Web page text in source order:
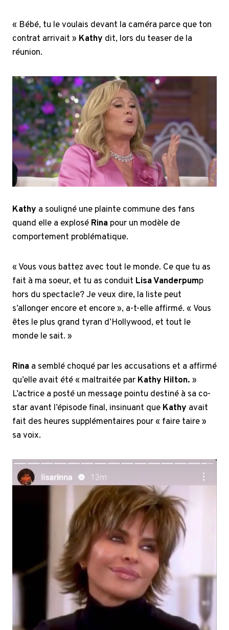
« Bébé, tu le voulais devant la caméra parce que ton
contrat arrivait » Kathy dit, lors du teaser de la
réunion.
Kathy a souligné une plainte commune des fans
quand elle a explosé Rina pour un modèle de
comportement problématique.
« Vous vous battez avec tout le monde. Ce que tu as
fait à ma soeur, et tu as conduit Lisa Vanderpump
hors du spectacle? Je veux dire, la liste peut
s’allonger encore et encore », a-t-elle affirmé. « Vous
êtes le plus grand tyran d’Hollywood, et tout le
monde le sait. »
Rina a semblé choqué par les accusations et a affirmé
qu’elle avait été « maltraitée par Kathy Hilton. »
L’actrice a posté un message pointu destiné à sa co-
star avant l’épisode final, insinuant que Kathy avait
fait des heures supplémentaires pour « faire taire »
sa voix.